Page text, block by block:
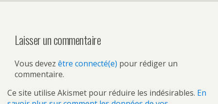
Laisser un commentaire
Vous devez être connecté(e) pour rédiger un
commentaire.
Ce site utilise Akismet pour réduire les indésirables. En